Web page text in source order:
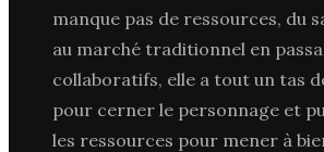
manque pas de ressources, du
au marché traditionnel en
collaboratifs, elle a tout un tas
pour cerner le personnage et
les ressources pour mener à